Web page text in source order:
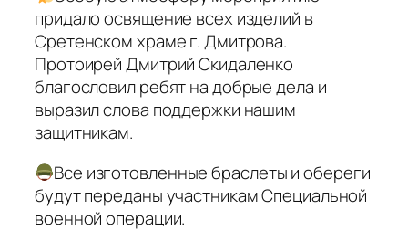
придало освящение всех изделий в
Сретенском храме г. Дмитрова.
Протоирей Дмитрий Скидаленко
благословил ребят на добрые дела и
выразил слова поддержки нашим
защитникам.
Все изготовленные браслеты и обереги
будут переданы участникам Специальной
военной операции.